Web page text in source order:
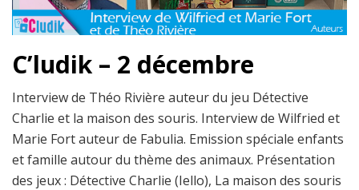
C’ludik – 2 décembre
Interview de Théo Rivière auteur du jeu Détective
Charlie et la maison des souris. Interview de Wilfried et
Marie Fort auteur de Fabulia. Emission spéciale enfants
et famille autour du thème des animaux. Présentation
des jeux : Détective Charlie (Iello), La maison des souris